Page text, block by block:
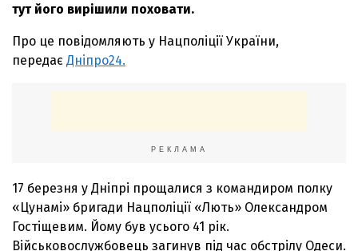
тут його вирішили поховати.
Про це повідомляють у Нацполіції України,
передає Дніпро24.
РЕКЛАМА
17 березня у Дніпрі прощалися з командиром полку
«Цунамі» бригади Нацполіції «Лють» Олександром
Гостіщевим. Йому був усього 41 рік.
Військовослужбовець загинув під час обстрілу Одеси.